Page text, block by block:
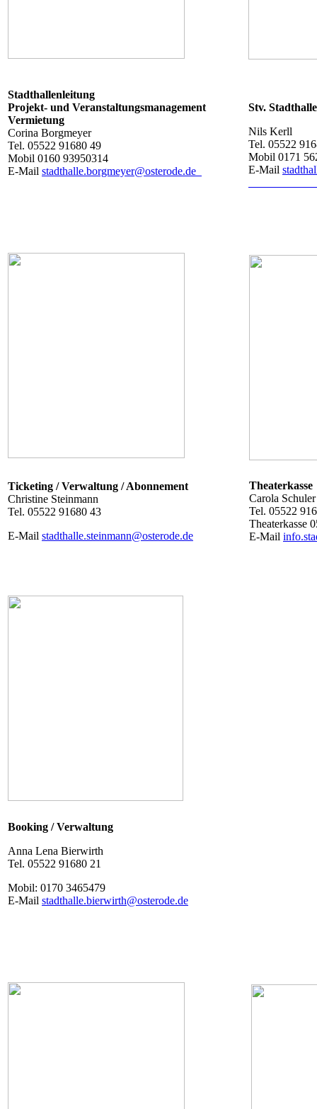
Stadthallenleitung
Projekt- und Veranstaltungsmanagement
Vermietung
Corina Borgmeyer
Tel. 05522 91680 49
Mobil 0160 93950314
E-Mail stadthalle.borgmeyer@osterode.de
Stv.
Nils Kerll
Tel. 05522
Mobil 0171
E-Mail
Ticketing / Verwaltung / Abonnement
Christine Steinmann
Tel. 05522 91680 43
E-Mail stadthalle.steinmann@osterode.de
Theaterkasse
Carola Schuler
Tel. 05522
Theaterkasse
E-Mail
Booking / Verwaltung
Anna Lena Bierwirth
Tel. 05522 91680 21
Mobil: 0170 3465479
E-Mail stadthalle.bierwirth@osterode.de